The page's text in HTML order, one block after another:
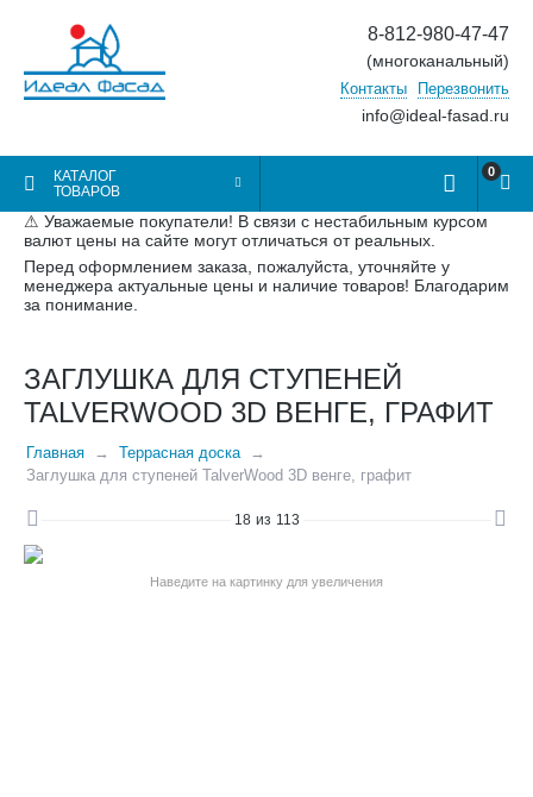
8-812-980-47-47
(многоканальный)
Контакты Перезвонить
info@ideal-fasad.ru
КАТАЛОГ
ТОВАРОВ
0
⚠ Уважаемые покупатели! В связи с нестабильным курсом
валют цены на сайте могут отличаться от реальных.
Перед оформлением заказа, пожалуйста, уточняйте у
менеджера актуальные цены и наличие товаров! Благодарим
за понимание.
ЗАГЛУШКА ДЛЯ СТУПЕНЕЙ
TALVERWOOD 3D ВЕНГЕ, ГРАФИТ
Главная
Террасная доска
Заглушка для ступеней TalverWood 3D венге, графит
18 из 113
Наведите на картинку для увеличения